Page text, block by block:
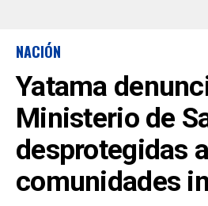
NACIÓN
Yatama
Ministerio de
desprotegidas a
comunidades